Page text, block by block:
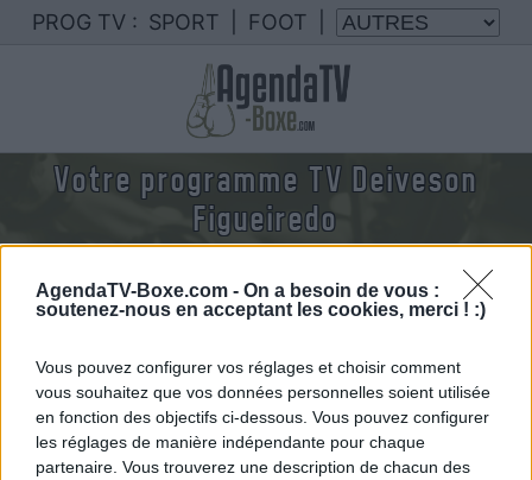
AgendaTV-Boxe.com - On a besoin de vous :
soutenez-nous en acceptant les cookies, merci ! :)
Vous pouvez configurer vos réglages et choisir comment
vous souhaitez que vos données personnelles soient utilisée
en fonction des objectifs ci-dessous. Vous pouvez configurer
les réglages de manière indépendante pour chaque
partenaire. Vous trouverez une description de chacun des
PROG TV : SPORT FOOT
Votre programme TV Deiveson
Figueiredo
Deiveson Figueiredo diffusés à la TV en France